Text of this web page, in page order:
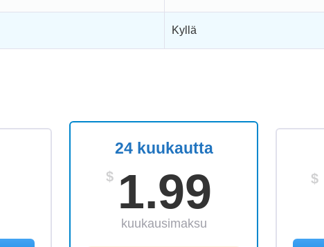
Kyllä
24 kuukautta
$ 1.99
kuukausimaksu
$